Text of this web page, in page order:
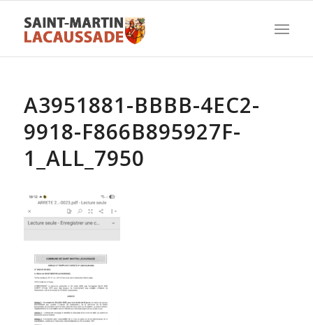
A3951881-BBBB-4EC2-
9918-F866B895927F-
1_ALL_7950